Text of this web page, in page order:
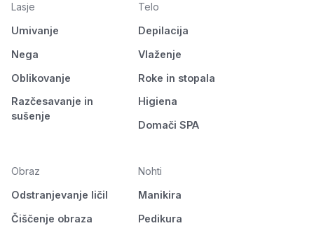
Lasje
Umivanje
Nega
Oblikovanje
Razčesavanje in
sušenje
Telo
Depilacija
Vlaženje
Roke in stopala
Higiena
Domači SPA
Obraz
Odstranjevanje ličil
Čiščenje obraza
Nohti
Manikira
Pedikura